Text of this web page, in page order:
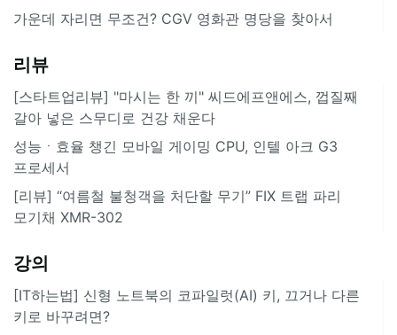
가운데 자리면 무조건? CGV 영화관 명당을 찾아서
리뷰
[스타트업리뷰] "마시는 한 끼" 씨드에프앤에스, 껍질째
갈아 넣은 스무디로 건강 채운다
성능ㆍ효율 챙긴 모바일 게이밍 CPU, 인텔 아크 G3
프로세서
[리뷰] “여름철 불청객을 처단할 무기” FIX 트랩 파리
모기채 XMR-302
강의
[IT하는법] 신형 노트북의 코파일럿(AI) 키, 끄거나 다른
키로 바꾸려면?